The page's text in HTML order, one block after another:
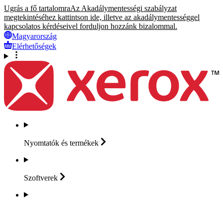
Ugrás a fő tartalomraAz Akadálymentességi szabályzat
megtekintéséhez kattintson ide, illetve az akadálymentességgel
kapcsolatos kérdéseivel forduljon hozzánk bizalommal.
Magyarország
Elérhetőségek
Nyomtatók és termékek
Szoftverek